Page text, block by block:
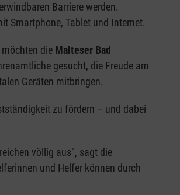
Barriere werden.
Smartphone, Tablet und Internet.
die Malteser Bad
gesucht, die Freude am
Geräten mitbringen.
zu fördern – und dabei
völlig aus“, sagt die
und Helfer können durch